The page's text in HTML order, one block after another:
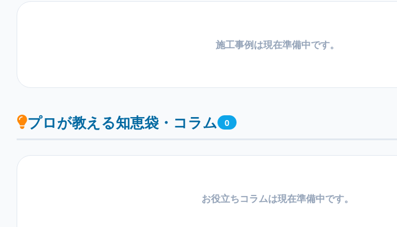
施工事例は現在準備中です。
プロが教える知恵袋・コラム 0
お役立ちコラムは現在準備中です。